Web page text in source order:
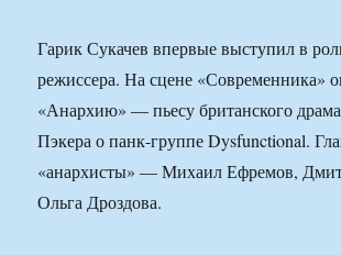
Гарик Сукачев впервые выступил в
режиссера. На сцене «Современника»
«Анархию» — пьесу британского
Пэкера о панк-группе Dysfunctional.
«анархисты» — Михаил Ефремов,
Ольга Дроздова.